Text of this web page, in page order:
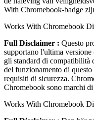
With Chromebook-badge
Works With Chromebook
Full Disclaimer : Questo
supportano l'ultima
gli standard di compatibilità
del funzionamento di
requisiti di sicurezza.
Chromebook sono marchi
Works With Chromebook